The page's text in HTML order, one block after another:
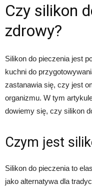
Czy silikon
zdrowy?
Silikon do pieczenia jest
kuchni do
zastanawia się, czy jest
organizmu. W tym
dowiemy się, czy silikon
Czym jest
Silikon do pieczenia to
jako alternatywa dla